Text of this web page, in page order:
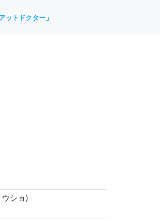
ットドクター」
ショ)